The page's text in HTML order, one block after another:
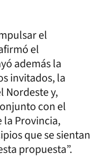
el
el
además la
invitados, la
Nordeste y,
con el
la Provincia,
que se sientan
propuesta”.